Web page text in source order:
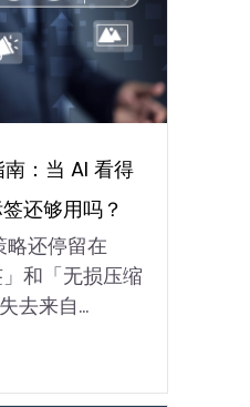
：当 AI 看得
还够用吗？
略还停留在
」和「无损压缩
去来自